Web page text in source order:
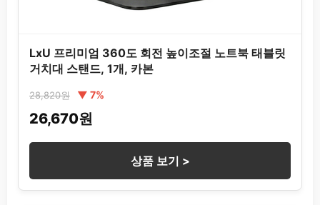
LxU 프리미엄 360도 회전 높이조절 노트북 태블릿
거치대 스탠드, 1개, 카본
28,820원 ▼ 7%
26,670원
상품 보기 >